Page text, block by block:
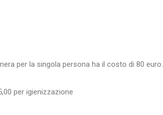
per la singola persona ha il costo di 80 euro.
per igienizzazione